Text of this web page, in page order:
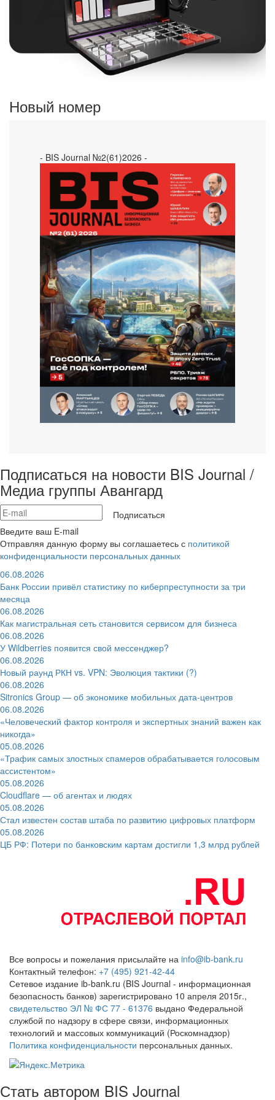
Новый номер
- BIS Journal №2(61)2026 -
Подписаться на новости BIS Journal /
Медиа группы Авангард
Подписаться
Введите ваш E-mail
Отправляя данную форму вы соглашаетесь с политикой
конфиденциальности персональных данных
06.08.2026
Банк России привёл статистику по киберпреступности за три
месяца
06.08.2026
Как магистральная сеть становится сервисом для бизнеса
06.08.2026
У Wildberries появится свой мессенджер?
06.08.2026
Новый раунд РКН vs. VPN: Эволюция тактики (?)
06.08.2026
Sitronics Group — об экономике мобильных дата-центров
06.08.2026
«Человеческий фактор контроля и экспертных знаний важен как
никогда»
05.08.2026
«Трафик самых злостных спамеров обрабатывается голосовым
ассистентом»
05.08.2026
Cloudflare — об агентах и людях
05.08.2026
Стал известен состав штаба по развитию цифровых платформ
05.08.2026
ЦБ РФ: Потери по банковским картам достигли 1,3 млрд рублей
Все вопросы и пожелания присылайте на info@ib-bank.ru
Контактный телефон: +7 (495) 921-42-44
Сетевое издание ib-bank.ru (BIS Journal - информационная
безопасность банков) зарегистрировано 10 апреля 2015г.,
свидетельство ЭЛ № ФС 77 - 61376 выдано Федеральной
службой по надзору в сфере связи, информационных
технологий и массовых коммуникаций (Роскомнадзор)
Политика конфиденциальности персональных данных.
Стать автором BIS Journal